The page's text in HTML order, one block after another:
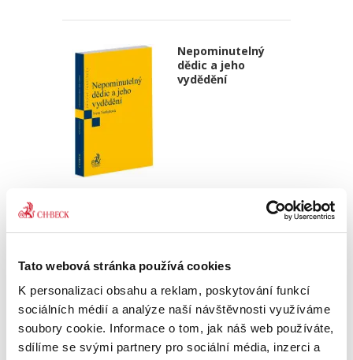
Tato webová stránka používá cookies
K personalizaci obsahu a reklam, poskytování funkcí
sociálních médií a analýze naší návštěvnosti využíváme
soubory cookie. Informace o tom, jak náš web používáte,
sdílíme se svými partnery pro sociální média, inzerci a
Nepominutelný
dědic a jeho
vydědění
340,00 Kč
Nová monografie se věnuje problematice
nepominutelného dědice, jeho vydědění a
opominutí, což jsou témata, která se po přijetí
nového občanského zákoníku v roce 2014 stala
mimořádně aktuální v...